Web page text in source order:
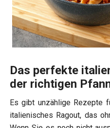
Das perfekte
der richtigen
Es gibt unzählige Rezepte
italienisches Ragout, das